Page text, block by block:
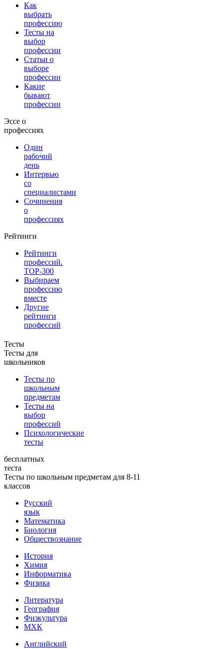
Как
выбрать
профессию
Тесты на
выбор
профессии
Статьи о
выборе
профессии
Какие
бывают
профессии
Эссе о
профессиях
Один
рабочий
день
Интервью
со
специалистами
Сочинения
о
профессиях
Рейтинги
Рейтинги
профессий.
TOP-300
Выбираем
профессию
вместе
Другие
рейтинги
профессий
Тесты
Тесты для
школьников
Тесты по
школьным
предметам
Тесты на
выбор
профессий
Психологические
тесты
бесплатных
теста
Тесты по школьным предметам для 8-11
классов
Русский
язык
Математика
Биология
Обществознание
История
Химия
Информатика
Физика
Литература
География
Физкультура
МХК
Английский